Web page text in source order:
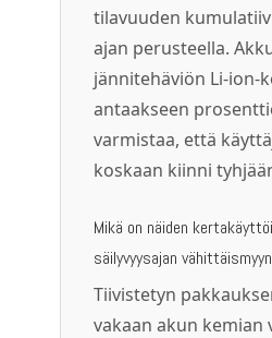
tilavuuden
ajan perusteella.
jännitehäviön Li-ion-
antaakseen
varmistaa, että
koskaan kiinni
Mikä on näiden
säilyvyysajan
Tiivistetyn
vakaan akun kemian